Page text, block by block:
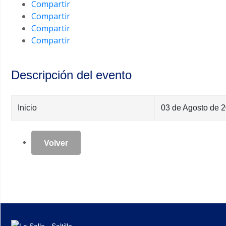
Compartir
Compartir
Compartir
Compartir
Descripción del evento
Inicio 03 de Agosto de
Volver